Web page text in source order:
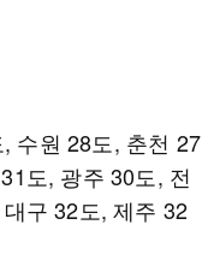
수원 28도, 춘천 27
도, 광주 30도, 전
구 32도, 제주 32